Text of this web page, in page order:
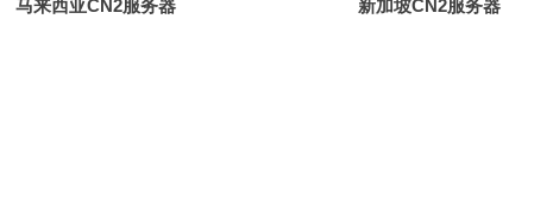
马来西亚CN2服务器 新加坡CN2服务器